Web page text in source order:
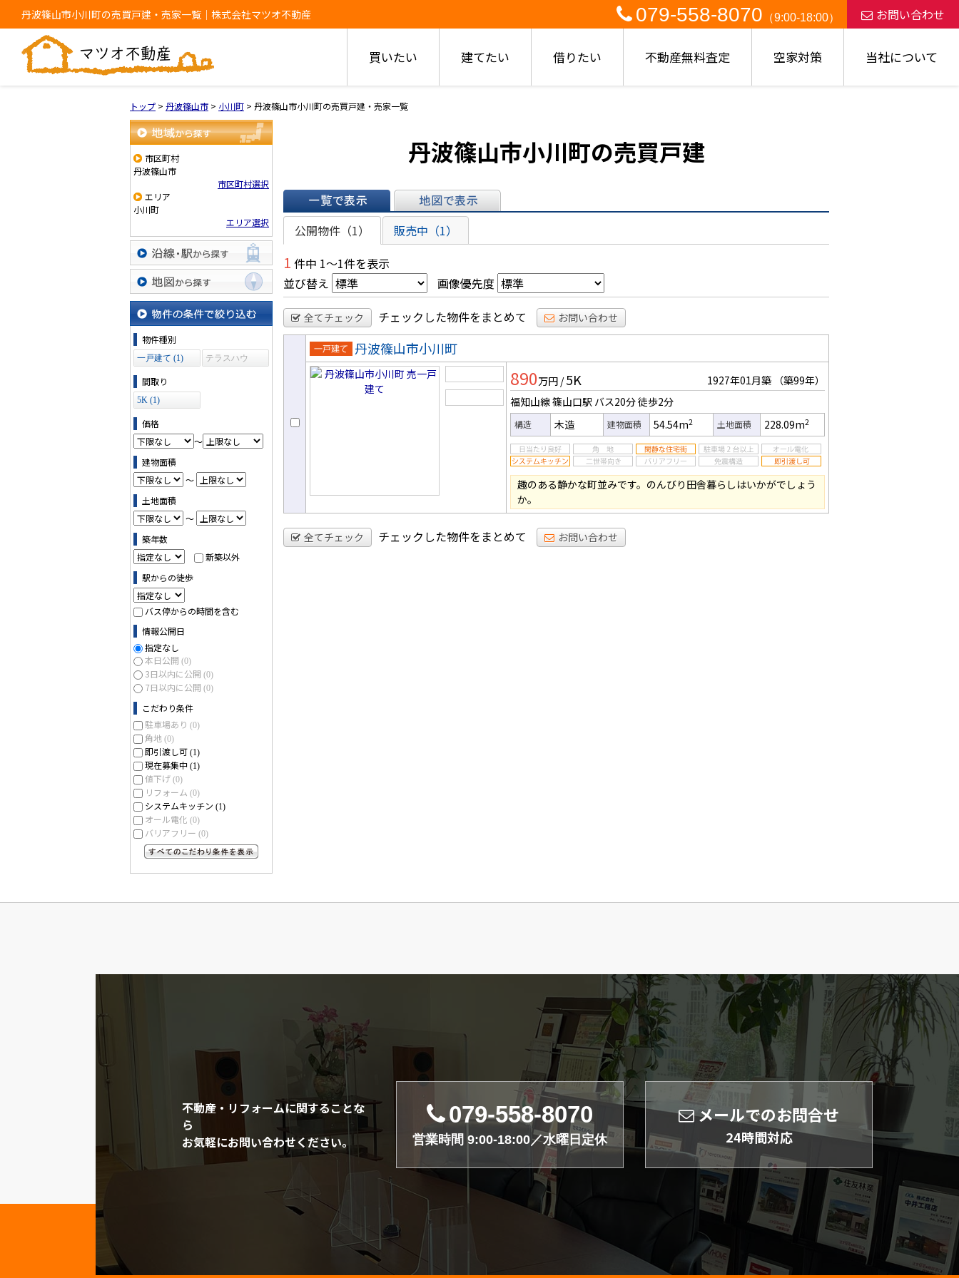
丹波篠山市小川町の売買戸建・売家一覧｜株式会社マツオ不動産 079-558-8070 （9:00-18:00） お問い合わせ
買いたい 建てたい 借りたい 不動産無料査定 空家対策 当社について
トップ > 丹波篠山市 > 小川町 > 丹波篠山市小川町の売買戸建・売家一覧
地域から探す
市区町村
丹波篠山市
市区町村選択
エリア
小川町
エリア選択
沿線・駅から探す
地図から探す
物件の条件で絞り込む
物件種別
一戸建て (1)
テラスハウ
間取り
5K (1)
価格
～
建物面積
～
土地面積
～
築年数
新築以外
駅からの徒歩
バス停からの時間を含む
情報公開日
指定なし
本日公開 (0)
3日以内に公開 (0)
7日以内に公開 (0)
こだわり条件
駐車場あり (0)
角地 (0)
即引渡し可 (1)
現在募集中 (1)
値下げ (0)
リフォーム (0)
システムキッチン (1)
オール電化 (0)
バリアフリー (0)
丹波篠山市小川町の売買戸建
一覧で表示 地図で表示
公開物件（1） 販売中（1）
1 件中 1～1件を表示
並び替え
画像優先度
全てチェック チェックした物件をまとめて お問い合わせ
売一戸建
て
丹波篠山市小川町
890万円 / 5K 1927年01月築
（築99年）
福知山線 篠山口駅 バス20分徒歩2分
構造 木造 建物面積 54.54m2 土地面積 228.09m2
趣のある静かな町並みです。のんびり田舎暮らしはいかがでしょう
か。
全てチェック チェックした物件をまとめて お問い合わせ
不動産・リフォームに関することな
ら
お気軽にお問い合わせください。
079-558-8070
営業時間 9:00-18:00／水曜日定休
メールでのお問合せ
24時間対応